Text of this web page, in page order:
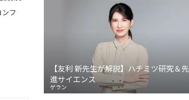
フ
【友利 新先生が解説】ハチミツ研究＆先
進サイエンス
ゲラン